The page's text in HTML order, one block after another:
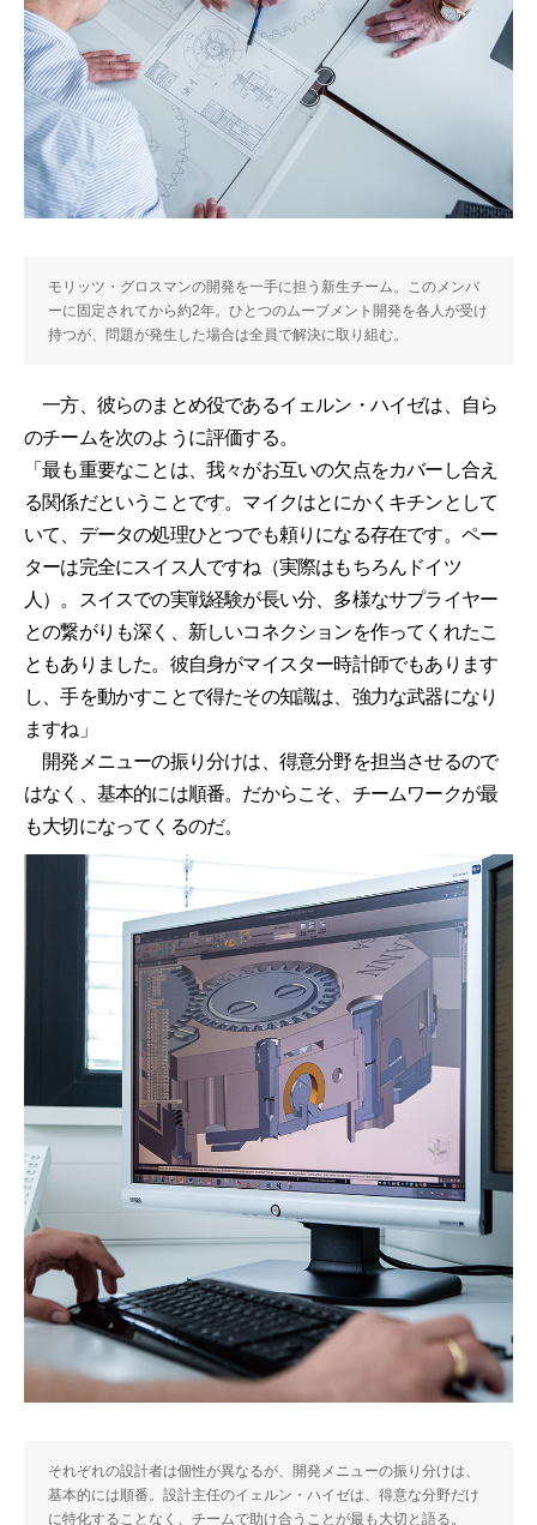
モリッツ・グロスマンの開発を一手に担う新生チーム。このメンバ
ーに固定されてから約2年。ひとつのムーブメント開発を各人が受け
持つが、問題が発生した場合は全員で解決に取り組む。
一方、彼らのまとめ役であるイェルン・ハイゼは、自ら
のチームを次のように評価する。
「最も重要なことは、我々がお互いの欠点をカバーし合え
る関係だということです。マイクはとにかくキチンとして
いて、データの処理ひとつでも頼りになる存在です。ペー
ターは完全にスイス人ですね（実際はもちろんドイツ
人）。スイスでの実戦経験が長い分、多様なサプライヤー
との繋がりも深く、新しいコネクションを作ってくれたこ
ともありました。彼自身がマイスター時計師でもあります
し、手を動かすことで得たその知識は、強力な武器になり
ますね」
開発メニューの振り分けは、得意分野を担当させるので
はなく、基本的には順番。だからこそ、チームワークが最
も大切になってくるのだ。
それぞれの設計者は個性が異なるが、開発メニューの振り分けは、
基本的には順番。設計主任のイェルン・ハイゼは、得意な分野だけ
に特化することなく、チームで助け合うことが最も大切と語る。